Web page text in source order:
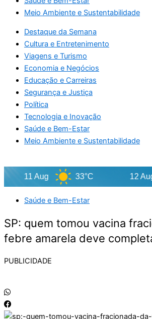
Meio Ambiente e Sustentabilidade
Destaque da Semana
Cultura e Entretenimento
Viagens e Turismo
Economia e Negócios
Educação e Carreiras
Segurança e Justiça
Política
Tecnologia e Inovação
Saúde e Bem-Estar
Meio Ambiente e Sustentabilidade
11 Aug 33°C 12 Aug
Saúde e Bem-Estar
SP: quem tomou vacina
febre amarela deve
PUBLICIDADE